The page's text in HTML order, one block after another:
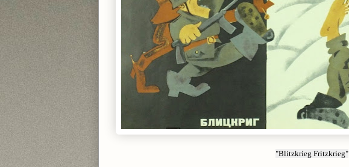
"Blitzkrieg Fritzkrieg"